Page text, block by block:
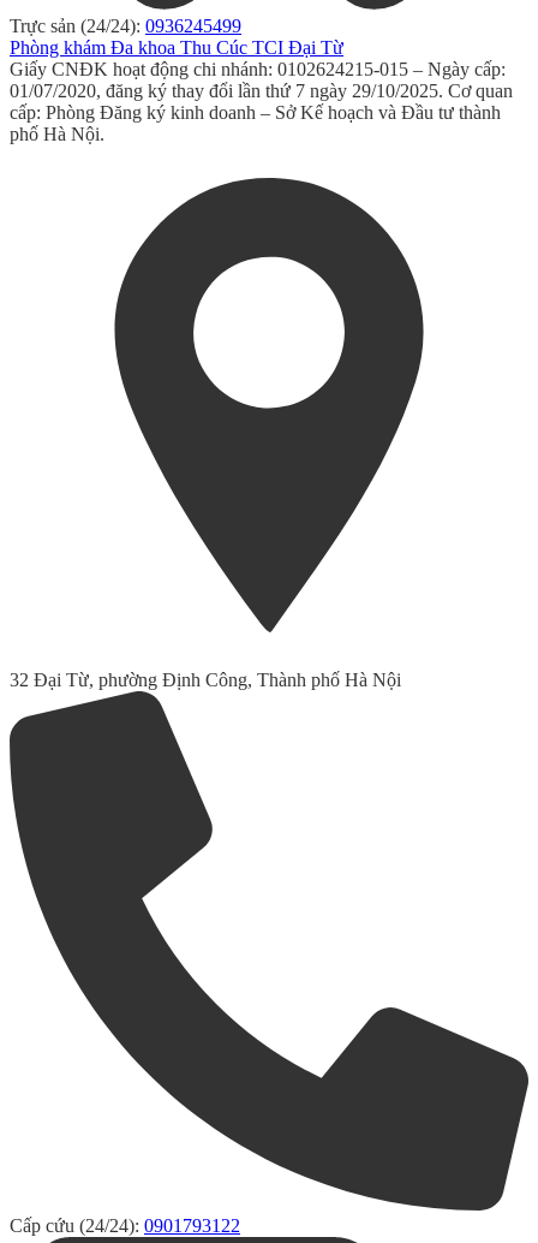
Trực sản (24/24): 0936245499
Phòng khám Đa khoa Thu Cúc TCI Đại Từ
Giấy CNĐK hoạt động chi nhánh: 0102624215-015 – Ngày cấp:
01/07/2020, đăng ký thay đổi lần thứ 7 ngày 29/10/2025. Cơ quan
cấp: Phòng Đăng ký kinh doanh – Sở Kế hoạch và Đầu tư thành
phố Hà Nội.
32 Đại Từ, phường Định Công, Thành phố Hà Nội
Cấp cứu (24/24): 0901793122